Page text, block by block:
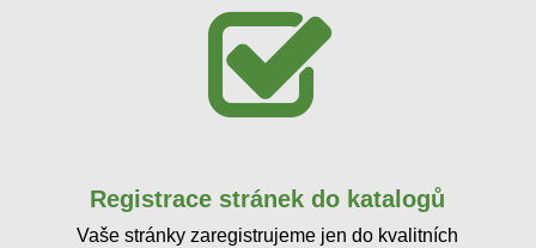
Registrace stránek do katalogů
Vaše stránky zaregistrujeme jen do kvalitních